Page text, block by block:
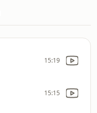
15:19
15:15